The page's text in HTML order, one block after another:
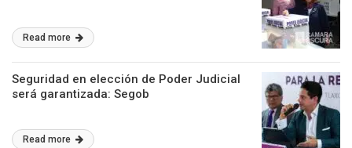
Read more
Seguridad en elección de Poder Judicial
será garantizada: Segob
Read more